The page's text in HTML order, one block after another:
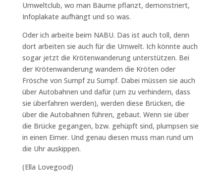
Umweltclub, wo man Bäume pflanzt, demonstriert,
Infoplakate aufhängt und so was.
Oder ich arbeite beim NABU. Das ist auch toll, denn
dort arbeiten sie auch für die Umwelt. Ich könnte auch
sogar jetzt die Krötenwanderung unterstützen. Bei
der Krötenwanderung wandern die Kröten oder
Frösche von Sumpf zu Sumpf. Dabei müssen sie auch
über Autobahnen und dafür (um zu verhindern, dass
sie überfahren werden), werden diese Brücken, die
über die Autobahnen führen, gebaut. Wenn sie über
die Brücke gegangen, bzw. gehüpft sind, plumpsen sie
in einen Eimer. Und genau diesen muss man rund um
die Uhr auskippen.
(Ella Lovegood)